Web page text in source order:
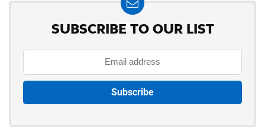
SUBSCRIBE TO OUR LIST